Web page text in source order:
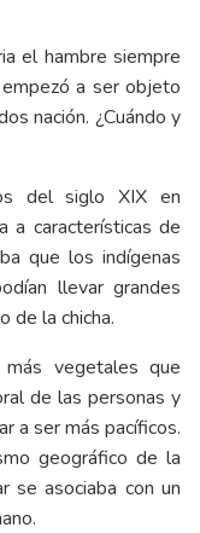
el hambre siempre
a ser objeto
nación. ¿Cuándo y
del siglo XIX en
a características de
que los indígenas
llevar grandes
de la chicha.
más vegetales que
de las personas y
a ser más pacíficos.
geográfico de la
se asociaba con un